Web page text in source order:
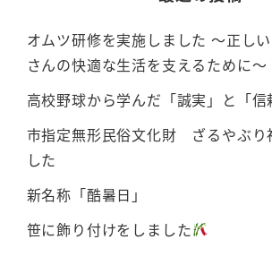
オムツ研修を実施しました ～正し
さんの快適な生活を支えるために～
高校野球から学んだ「誠実」と「信
市指定無形民俗文化財 ざるやぶり
した
新名称「酷暑日」
笹に飾り付けをしました